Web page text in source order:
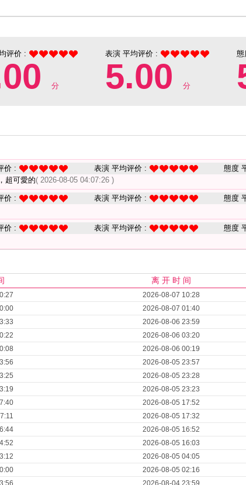
评价 :
分
表演 平均评价 :
5.00 分
態
价 : 表演 平均评价 :
態度
超可愛的( 2026-08-05 04:07:26 )
价 : 表演 平均评价 :
態度
价 : 表演 平均评价 :
態度
离 开 时 间
2026-08-07 10:28
2026-08-07 01:40
2026-08-06 23:59
2026-08-06 03:20
2026-08-06 00:19
2026-08-05 23:57
2026-08-05 23:28
2026-08-05 23:23
2026-08-05 17:52
2026-08-05 17:32
2026-08-05 16:52
2026-08-05 16:03
2026-08-05 04:05
2026-08-05 02:16
2026-08-04 23:59